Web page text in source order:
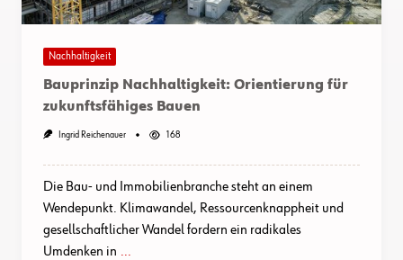
Nachhaltigkeit
Bauprinzip Nachhaltigkeit: Orientierung für
zukunftsfähiges Bauen
Ingrid Reichenauer 168
Die Bau- und Immobilienbranche steht an einem
Wendepunkt. Klimawandel, Ressourcenknappheit und
gesellschaftlicher Wandel fordern ein radikales
Umdenken in ...